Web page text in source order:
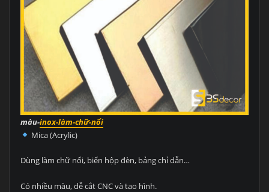
màu-inox-làm-chữ-nổi
Mica (Acrylic)
Dùng làm chữ nổi, biển hộp đèn, bảng chỉ dẫn…
Có nhiều màu, dễ cắt CNC và tạo hình.